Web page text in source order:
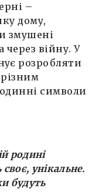
–
дому,
змушені
через війну. У
розробляти
різним
символи
родині
унікальне.
будуть